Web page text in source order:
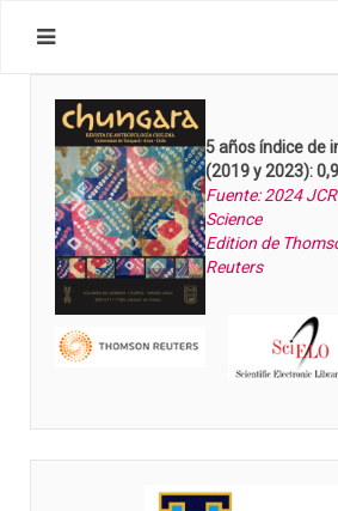
5 años índice de
(2019 y 2023): 0,9
Fuente: 2024
Science
Edition de
Reuters